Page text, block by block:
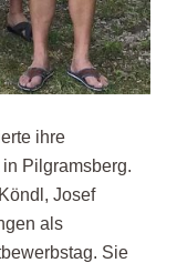
ihre
Pilgramsberg.
Josef
als
Sie